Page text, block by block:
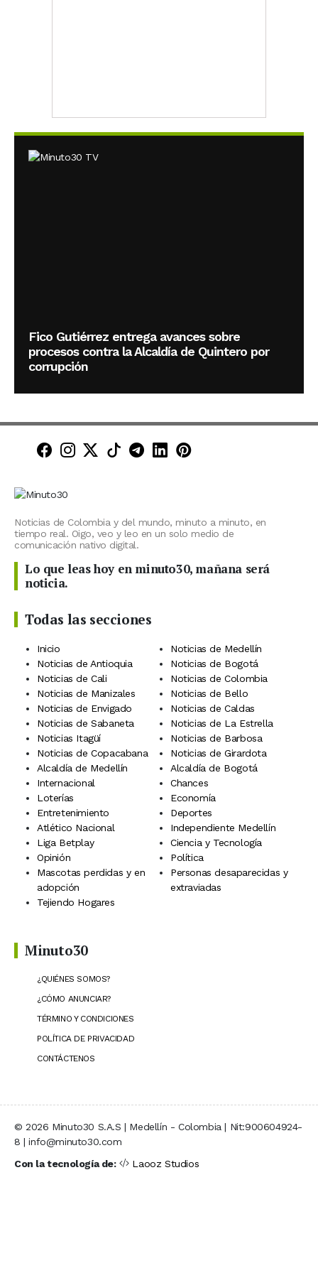
Fico Gutiérrez entrega avances sobre
procesos contra la Alcaldía de Quintero por
corrupción
Minuto30 en Facebook
Minuto30 en Instagram
Minuto30 en X (Twitter)
Minuto30 en TikTok
Canal de Minuto30 en
Minuto30 en LinkedIn
Minuto30 en
Noticias de Colombia y del mundo, minuto a minuto, en
tiempo real. Oigo, veo y leo en un solo medio de
comunicación nativo digital.
Lo que leas hoy en minuto30, mañana será
noticia.
Todas las secciones
Inicio
Noticias de Medellín
Noticias de Antioquia
Noticias de Bogotá
Noticias de Cali
Noticias de Colombia
Noticias de Manizales
Noticias de Bello
Noticias de Envigado
Noticias de Caldas
Noticias de Sabaneta
Noticias de La Estrella
Noticias Itagüí
Noticias de Barbosa
Noticias de Copacabana
Noticias de Girardota
Alcaldía de Medellín
Alcaldía de Bogotá
Internacional
Chances
Loterías
Economía
Entretenimiento
Deportes
Atlético Nacional
Independiente Medellín
Liga Betplay
Ciencia y Tecnología
Opinión
Política
Mascotas perdidas y en
adopción
Personas desaparecidas y
extraviadas
Tejiendo Hogares
Minuto30
¿QUIÉNES SOMOS?
¿CÓMO ANUNCIAR?
TÉRMINO Y CONDICIONES
POLÍTICA DE PRIVACIDAD
CONTÁCTENOS
© 2026 Minuto30 S.A.S | Medellín - Colombia | Nit:900604924-
8 | info@minuto30.com
Con la tecnología de:
Laooz Studios